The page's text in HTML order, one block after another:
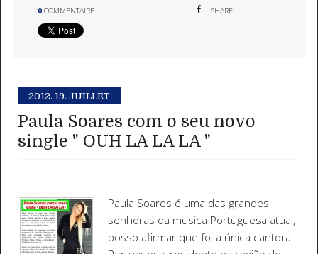
0 COMMENTAIRE SHARE
2012. 19. JUILLET
Paula Soares com o seu novo
single " OUH LA LA LA "
Paula Soares é uma das grandes
senhoras da musica Portuguesa atual,
posso afirmar que foi a única cantora